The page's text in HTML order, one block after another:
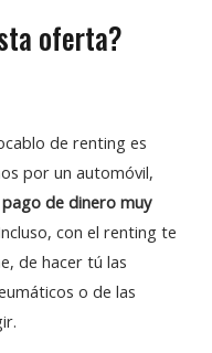
oferta?
de renting es
por un automóvil,
de dinero muy
con el renting te
de hacer tú las
o de las